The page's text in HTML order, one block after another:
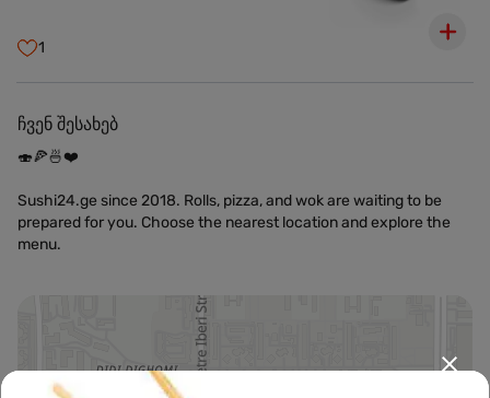
1
ჩვენ შესახებ
🍣🍕🍜❤️
Sushi24.ge since 2018. Rolls, pizza, and wok are waiting to be
prepared for you. Choose the nearest location and explore the
menu.